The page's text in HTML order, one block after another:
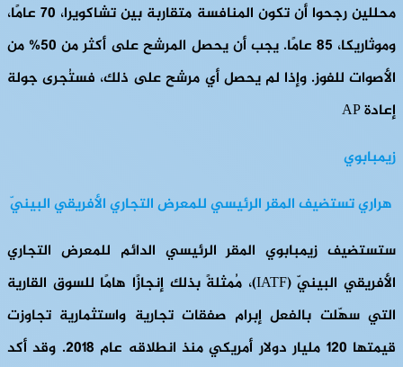
محللين رجحوا أن تكون المنافسة متقاربة بين تشاكويرا، 70 عامًا،
وموثاريكا، 85 عامًا. يجب أن يحصل المرشح على أكثر من 50% من
الأصوات للفوز. وإذا لم يحصل أي مرشح على ذلك، فستُجرى جولة
إعادة AP
زيمبابوي
هراري تستضيف المقر الرئيسي للمعرض التجاري الأفريقي البينيّ
ستستضيف زيمبابوي المقر الرئيسي الدائم للمعرض التجاري
الأفريقي البينيّ (IATF)، مُمثلةً بذلك إنجازًا هامًا للسوق القارية
التي سهّلت بالفعل إبرام صفقات تجارية واستثمارية تجاوزت
قيمتها 120 مليار دولار أمريكي منذ انطلاقه عام 2018. وقد أكد